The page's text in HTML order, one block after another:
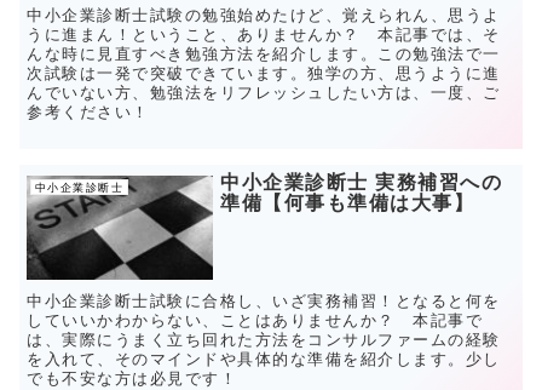
中小企業診断士試験の勉強始めたけど、覚えられん、思うよ
うに進まん！ということ、ありませんか？ 本記事では、そ
んな時に見直すべき勉強方法を紹介します。この勉強法で一
次試験は一発で突破できています。独学の方、思うように進
んでいない方、勉強法をリフレッシュしたい方は、一度、ご
参考ください！
中小企業診断士
中小企業診断士 実務補習への
準備【何事も準備は大事】
中小企業診断士試験に合格し、いざ実務補習！となると何を
していいかわからない、ことはありませんか？ 本記事で
は、実際にうまく立ち回れた方法をコンサルファームの経験
を入れて、そのマインドや具体的な準備を紹介します。少し
でも不安な方は必見です！